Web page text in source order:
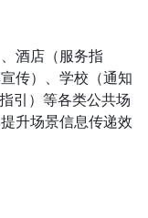
酒店（服务指
传）、学校（通知
引）等各类公共场
升场景信息传递效